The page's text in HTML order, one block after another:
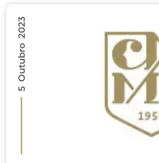
5 Outubro 2023